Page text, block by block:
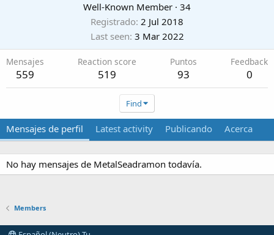
Well-Known Member · 34
Registrado 2 Jul 2018
Last seen 3 Mar 2022
Mensajes
559
Reaction score
519
Puntos
93
Feedback
0
Find
Mensajes de perfil Latest activity Publicando Acerca
No hay mensajes de MetalSeadramon todavía.
Members